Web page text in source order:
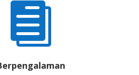
